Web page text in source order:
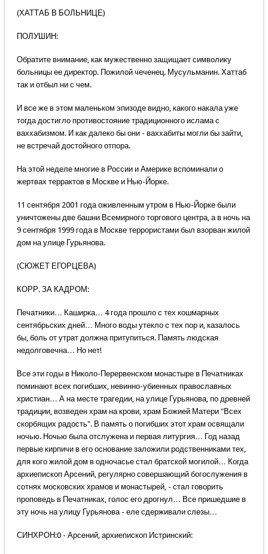
(ХАТТАБ В БОЛЬНИЦЕ)
ПОЛУШИН:
Обратите внимание, как мужественно защищает символику
больницы ее директор. Пожилой чеченец. Мусульманин. Хаттаб
так и отбыл ни с чем.
И все же в этом маленьком эпизоде видно, какого накала уже
тогда достигло противостояние традиционного ислама с
ваххабизмом. И как далеко бы они - ваххабиты могли бы зайти,
не встречай достойного отпора.
На этой неделе многие в России и Америке вспоминали о
жертвах террактов в Москве и Нью-Йорке.
11 сентября 2001 года оживленным утром в Нью-Йорке были
уничтожены две башни Всемирного торгового центра, а в ночь на
9 сентября 1999 года в Москве террористами был взорван жилой
дом на улице Гурьянова.
(СЮЖЕТ ЕГОРЦЕВА)
КОРР. ЗА КАДРОМ:
Печатники… Каширка… 4 года прошло с тех кошмарных
сентябрьских дней… Много воды утекло с тех пор и, казалось
бы, боль от утрат должна притупиться. Память людская
недолговечна… Но нет!
Все эти годы в Николо-Перервенском монастыре в Печатниках
поминают всех погибших, невинно-убиенных православных
христиан… А на месте трагедии, на улице Гурьянова, по древней
традиции, возведен храм на крови, храм Божией Матери "Всех
скорбящих радость". В память о погибших этот храм освящали
ночью. Ночью была отслужена и первая литургия… Год назад
первые кирпичи в его основание заложили родственниками тех,
для кого жилой дом в одночасье стал братской могилой… Когда
архиепископ Арсений, регулярно совершающий богослужения в
сотнях московских храмов и монастырей, - стал говорить
проповедь в Печатниках, голос его дрогнул… Все пришедшие в
эту ночь на улицу Гурьянова - еле сдерживали слезы…
СИНХРОН:0 - Арсений, архиепископ Истринский: